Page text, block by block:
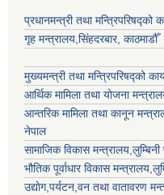
प्रधानमन्त्री तथा मन्त्रिपरिषद्को
गृह मन्त्रालय,सिंहदरबार, काठमाडौँ
मुख्यमन्त्री तथा मन्त्रिपरिषद्को
आर्थिक मामिला तथा योजना
आन्तरिक मामिला तथा कानून
नेपाल
सामाजिक विकास मन्त्रालय,
भौतिक पूर्वाधार विकास मन्त्रालय,
उद्याेग,पर्यटन,वन तथा वातावरण